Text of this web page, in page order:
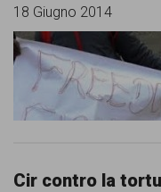
18 Giugno 2014
Cir contro la